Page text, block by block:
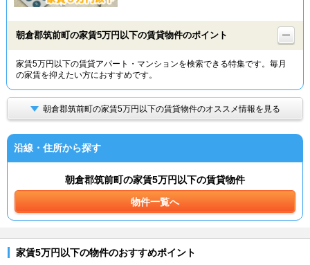
物件特集から
TOP
朝倉郡筑前町の家賃5万円以下の賃貸物件のポイント
家賃5万円以下の賃貸アパート・マンションを検索できる特集です。毎月
の家賃を抑えたい方におすすめです。
朝倉郡筑前町の家賃5万円以下の賃貸物件のオススメ情報を見る
沿線・住所から探す
朝倉郡筑前町の家賃5万円以下の賃貸物件
物件一覧へ
家賃5万円以下の物件のおすすめポイント